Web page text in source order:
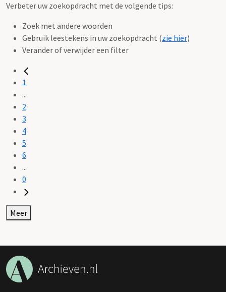
Verbeter uw zoekopdracht met de volgende tips:
Zoek met andere woorden
Gebruik leestekens in uw zoekopdracht (zie hier)
Verander of verwijder een filter
1
...
2
3
4
5
6
...
0
Meer